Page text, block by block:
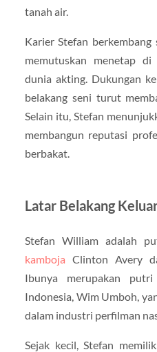
tanah air.
Karier Stefan
memutuskan menetap
dunia akting. Dukungan
belakang seni turut
Selain itu, Stefan
membangun reputasi
berbakat.
Latar Belakang
Stefan Williamadalah
kamboja Clinton Avery
Ibunya merupakan
Indonesia, Wim Umboh,
dalam industri perfilman
Sejak kecil, Stefan